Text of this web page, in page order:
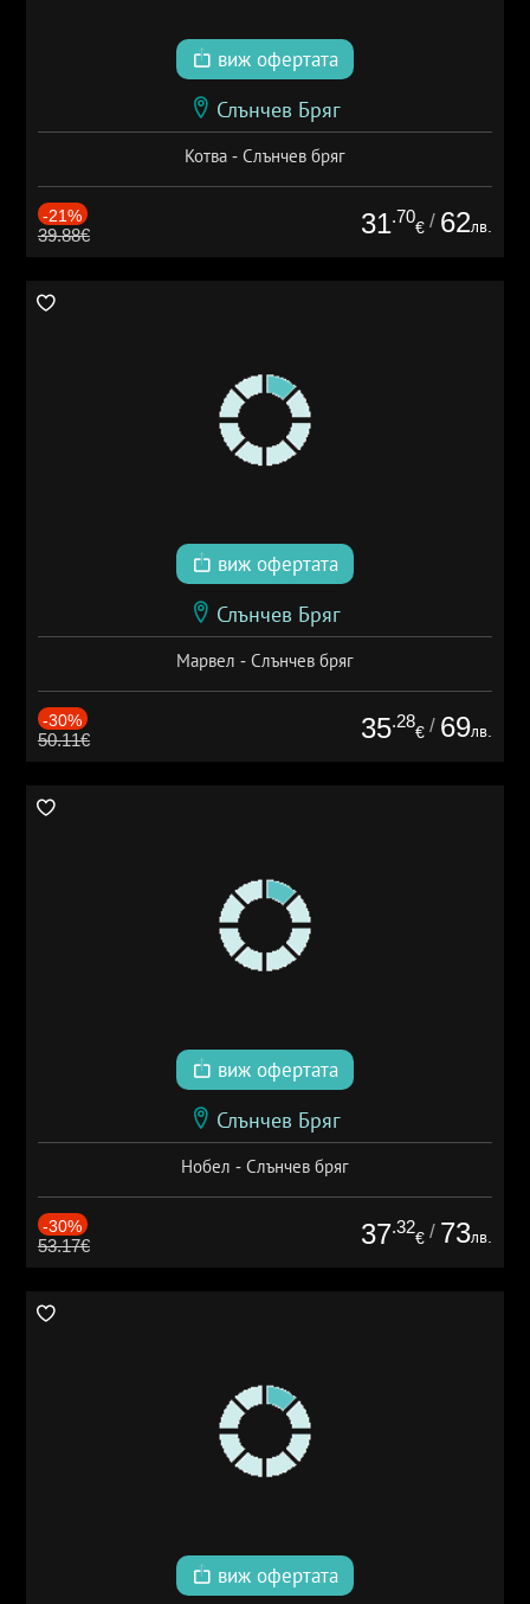
виж офертата
Слънчев Бряг
Котва - Слънчев бряг
-21%
39.88€ 31.70
€ / 62лв.
виж офертата
Слънчев Бряг
Марвел - Слънчев бряг
-30%
50.11€ 35.28
€ / 69лв.
виж офертата
Слънчев Бряг
Нобел - Слънчев бряг
-30%
53.17€ 37.32
€ / 73лв.
виж офертата